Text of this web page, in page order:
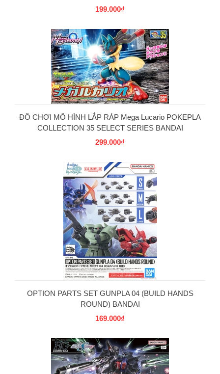
199.000₫
ĐỒ CHƠI MÔ HÌNH LẮP RÁP Mega Lucario POKEPLA
COLLECTION 35 SELECT SERIES BANDAI
299.000₫
OPTION PARTS SET GUNPLA 04 (BUILD HANDS
ROUND) BANDAI
169.000₫